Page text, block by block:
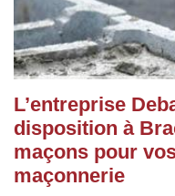
L’entreprise
disposition à
maçons pour
maçonnerie